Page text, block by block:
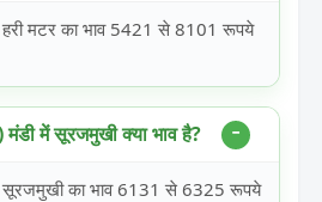
मटर का भाव 5421 से 8101 रूपये
में सूरजमुखी क्या भाव है?
का भाव 6131 से 6325 रूपये